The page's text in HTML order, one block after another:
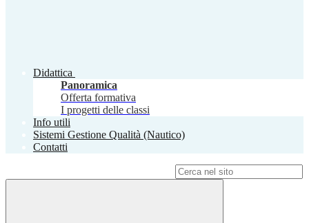
Didattica
Panoramica
Offerta formativa
I progetti delle classi
Info utili
Sistemi Gestione Qualità (Nautico)
Contatti